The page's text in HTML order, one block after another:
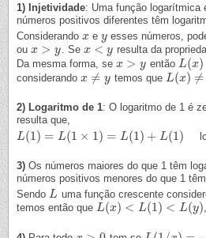
1) Injetividade: Uma função logarítmica
números positivos diferentes têm
Considerando x
x ey
y esses números,
ou x > y
x>y . Se x < y
x<y resulta da
Da mesma forma, se x > y
x>y então L(x)
L(x)>L
considerando x ≠ y
x≠ y temos que L(x) ≠
L(x)≠L (y)
2) Logaritmo de 1: O logaritmo de 1 é
resulta que,
L(1) = L(1 × 1) = L(1) + L(1)
L(1 )= L(1 ×1) =L (1 + L (1)
3) Os números maiores do que 1 têm
números positivos menores do que 1
Sendo L
L uma função crescente
temos então que L(x) < L(1) < L(y)
L(x)<L (1 <L( y )